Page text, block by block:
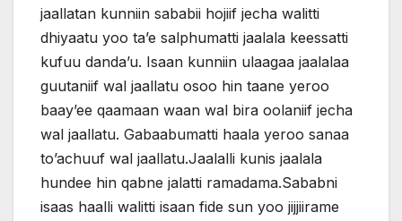
jaallatan kunniin sababii hojiif jecha walitti
dhiyaatu yoo ta’e salphumatti jaalala keessatti
kufuu danda’u. Isaan kunniin ulaagaa jaalalaa
guutaniif wal jaallatu osoo hin taane yeroo
baay’ee qaamaan waan wal bira oolaniif jecha
wal jaallatu. Gabaabumatti haala yeroo sanaa
to’achuuf wal jaallatu.Jaalalli kunis jaalala
hundee hin qabne jalatti ramadama.Sababni
isaas haalli walitti isaan fide sun yoo jijjiirame